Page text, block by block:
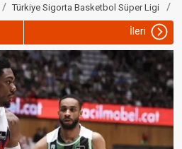
Türkiye Sigorta Basketbol Süper Ligi
İleri